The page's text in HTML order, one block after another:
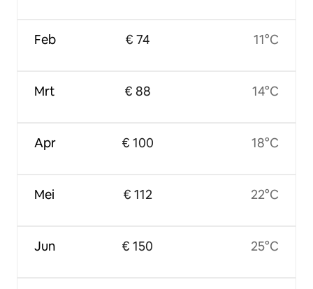
Feb
Mrt
Apr
Mei
Jun
€ 74
€ 88
€ 100
€ 112
€ 150
11°C
14°C
18°C
22°C
25°C